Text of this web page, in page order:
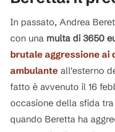
In passato, Andrea
con una multa di 3650
brutale aggressione ai
ambulante all'esterno
fatto è avvenuto il 16
occasione della sfida
quando Beretta ha